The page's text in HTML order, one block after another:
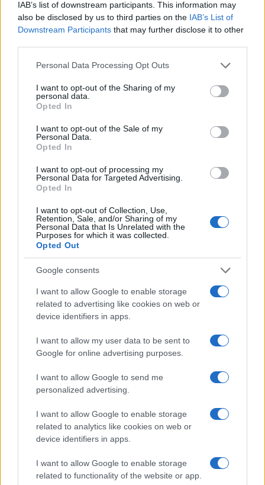
IAB’s list of downstream participants. This information may
also be disclosed by us to third parties on the IAB’s List of
Downstream Participants that may further disclose it to other
Please note that this website/app uses one or more Google
not limited to your visit or usage behaviour. You may click to
grant or deny consent to Google and its third-party tags to
use your data for below specified purposes in below Google
consent section.
Personal Data Processing Opt Outs
I want to opt-out of the Sharing of my
personal data.
Opted In
I want to opt-out of the Sale of my
Personal Data.
Opted In
I want to opt-out of processing my
Personal Data for Targeted Advertising.
Opted In
I want to opt-out of Collection, Use,
Retention, Sale, and/or Sharing of my
Personal Data that Is Unrelated with the
Purposes for which it was collected.
Opted Out
Google consents
I want to allow Google to enable storage
related to advertising like cookies on web or
device identifiers in apps.
I want to allow my user data to be sent to
Google for online advertising purposes.
I want to allow Google to send me
personalized advertising.
I want to allow Google to enable storage
related to analytics like cookies on web or
device identifiers in apps.
I want to allow Google to enable storage
related to functionality of the website or app.
La macchina usata più affidabile: un investimento che esige
Redazione · 5 Ago 2026
Petrolio in calo: Brent a 91.82 USD, ribassi diffusi tra le
Andrea Innocenti · 4 Ago 2026
QUOTAZIONI CRYPTO
Nome Prezzo
Gold (Terra
(PAXG)
$4,187.30